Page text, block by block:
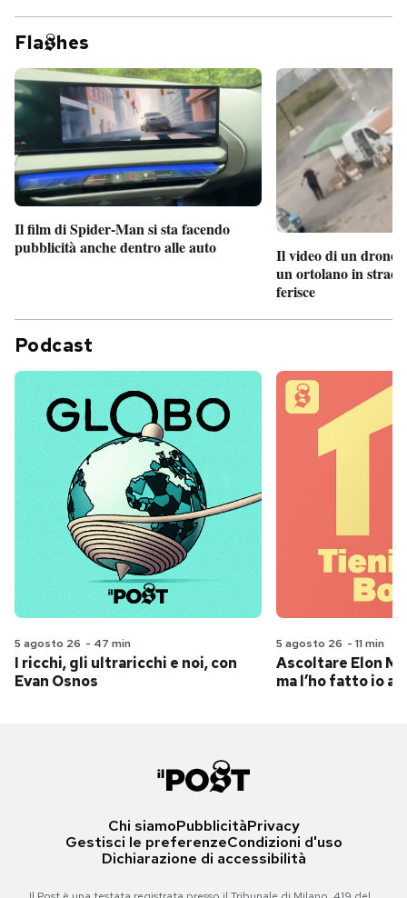
Fla hes
Il film di Spider-Man si sta facendo
pubblicità anche dentro alle auto
Il video di un drone
un ortolano in
ferisce
Podcast
5 agosto 26 - 47 min
I ricchi, gli ultraricchi e noi, con
Evan Osnos
5 agosto 26 - 11 min
Ascoltare Elon
ma l’ho fatto io
Chi siamoPubblicitàPrivacy
Gestisci le preferenzeCondizioni d'uso
Dichiarazione di accessibilità